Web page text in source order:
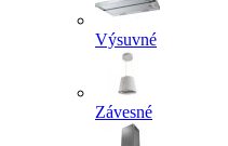
Výsuvné
Závesné